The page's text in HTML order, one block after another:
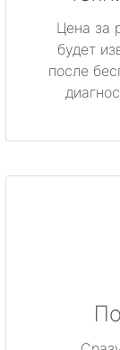
Цена за
будет
после